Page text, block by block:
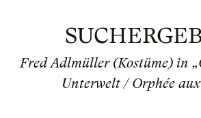
Fred Adlmüller (Kostüme) in
Unterwelt / Orphée